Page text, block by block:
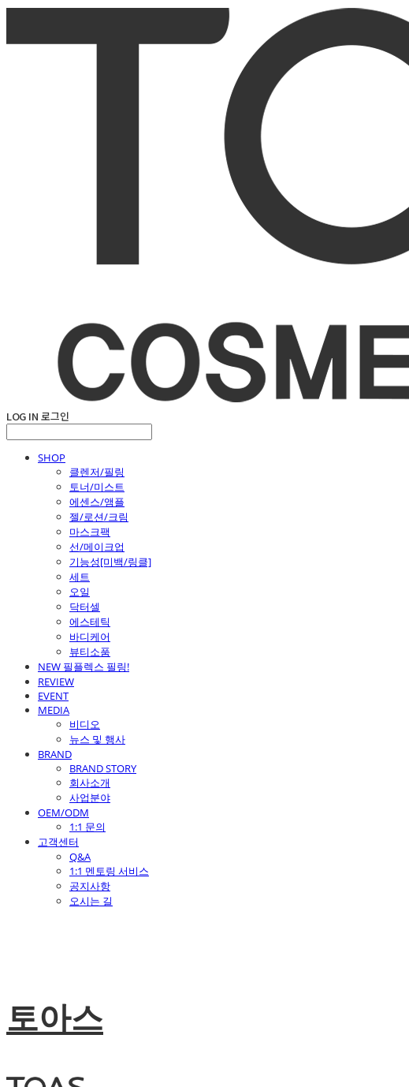
LOG IN 로그인
SHOP
클렌저/필링
토너/미스트
에센스/앰플
젤/로션/크림
마스크팩
선/메이크업
기능성[미백/링클]
세트
오일
닥터셀
에스테틱
바디케어
뷰티소품
NEW 필플렉스 필링!
REVIEW
EVENT
MEDIA
비디오
뉴스 및 행사
BRAND
BRAND STORY
회사소개
사업분야
OEM/ODM
1:1 문의
고객센터
Q&A
1:1 멘토링 서비스
공지사항
오시는 길
토아스